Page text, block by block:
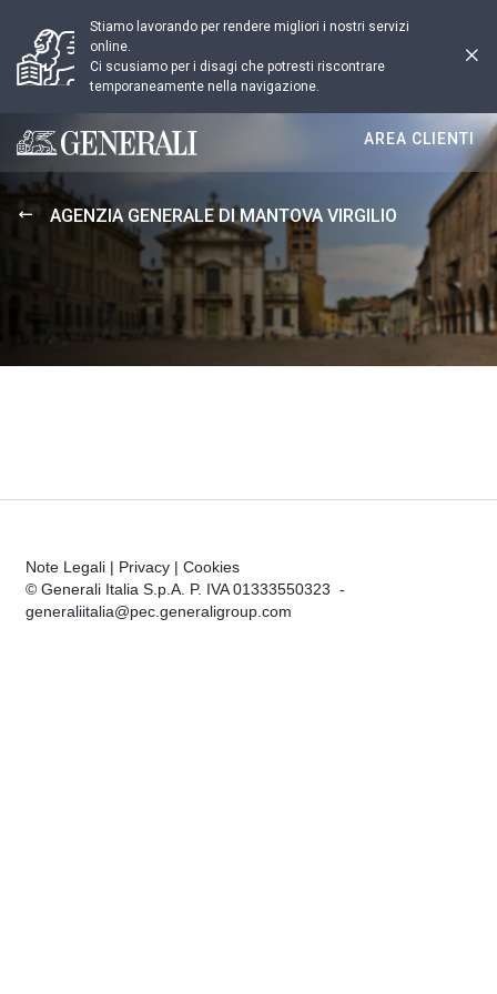
Stiamo lavorando per rendere migliori i nostri servizi
online.
Ci scusiamo per i disagi che potresti riscontrare
temporaneamente nella navigazione.
Generali logo
AREA CLIENTI
AGENZIA GENERALE DI MANTOVA VIRGILIO
Note Legali | Privacy | Cookies
© Generali Italia S.p.A. P. IVA 01333550323 -
generaliitalia@pec.generaligroup.com